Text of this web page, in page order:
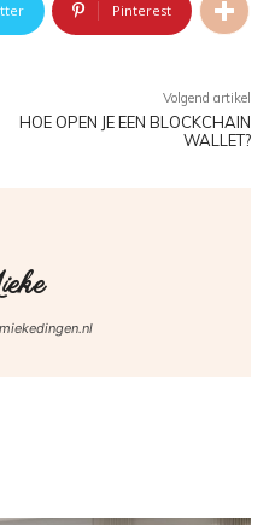
Pinterest
Volgend artikel
HOE OPEN JE EEN BLOCKCHAIN
WALLET?